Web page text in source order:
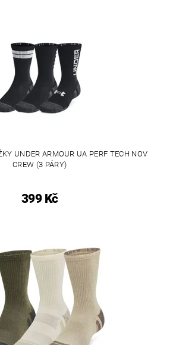
UNDER ARMOUR UA PERF TECH NOV
CREW (3 PÁRY)
399 Kč